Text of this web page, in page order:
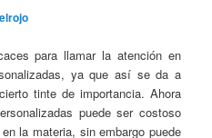
para llamar la atención en
ya que así se da a
tinte de importancia. Ahora
puede ser costoso
la materia, sin embargo puede